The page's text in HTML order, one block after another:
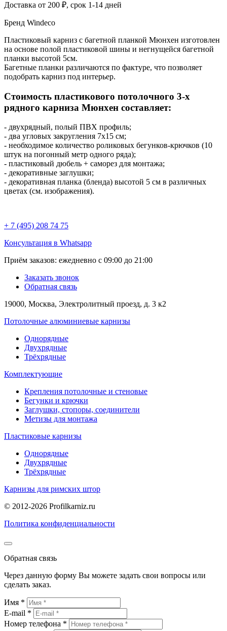
Доставка от 200 ₽, срок 1-14 дней
Бренд Windeco
Пластиковый карниз с багетной планкой Мюнхен изготовлен
на основе полой пластиковой шины и негнущейся багетной
планки высотой 5см.
Багетные планки различаются по фактуре, что позволяет
подобрать карниз под интерьер.
Стоимость пластикового потолочного 3-х
рядного карниза Мюнхен составляет:
- двухрядный, полый ПВХ профиль;
- два угловых закругления 7х15 см;
- необходимое количество роликовых бегунков-крючков (10
штук на погонный метр одного ряда);
- пластиковый дюбель + саморез для монтажа;
- декоративные заглушки;
- декоративная планка (бленда) высотой 5 см в различных
цветах (см. изображения).
+ 7 (495) 208 74 75
Консультация в Whatsapp
Приём заказов: ежедневно с 09:00 до 21:00
Заказать звонок
Обратная связь
19000, Москва, Электролитный проезд, д. 3 к2
Потолочные алюминиевые карнизы
Однорядные
Двухрядные
Трёхрядные
Комплектующие
Крепления потолочные и стеновые
Бегунки и крючки
Заглушки, стопоры, соединители
Метизы для монтажа
Пластиковые карнизы
Однорядные
Двухрядные
Трёхрядные
Карнизы для римских штор
© 2012-2026 Profilkarniz.ru
Политика конфиденциальности
Обратная связь
Через данную форму Вы можете задать свои вопросы или
сделать заказ.
Имя *
E-mail *
Номер телефона *